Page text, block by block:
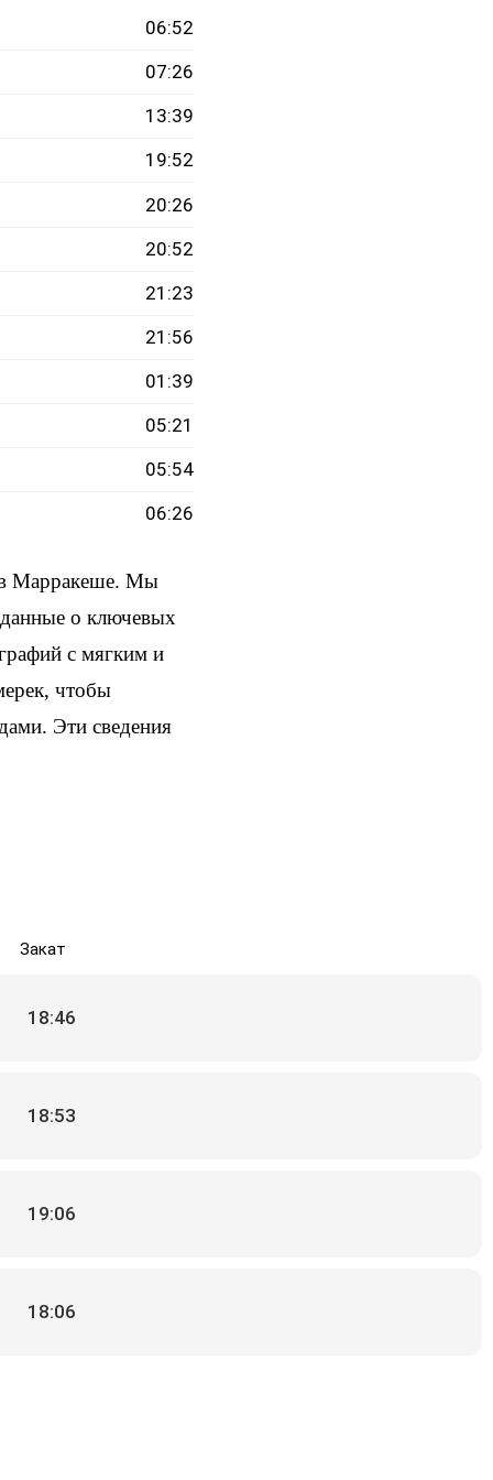
06:52
07:26
13:39
19:52
20:26
20:52
21:23
21:56
01:39
05:21
05:54
06:26
в Марракеше. Мы
данные о ключевых
с мягким и
чтобы
Эти сведения
Закат
18:46
18:53
19:06
18:06